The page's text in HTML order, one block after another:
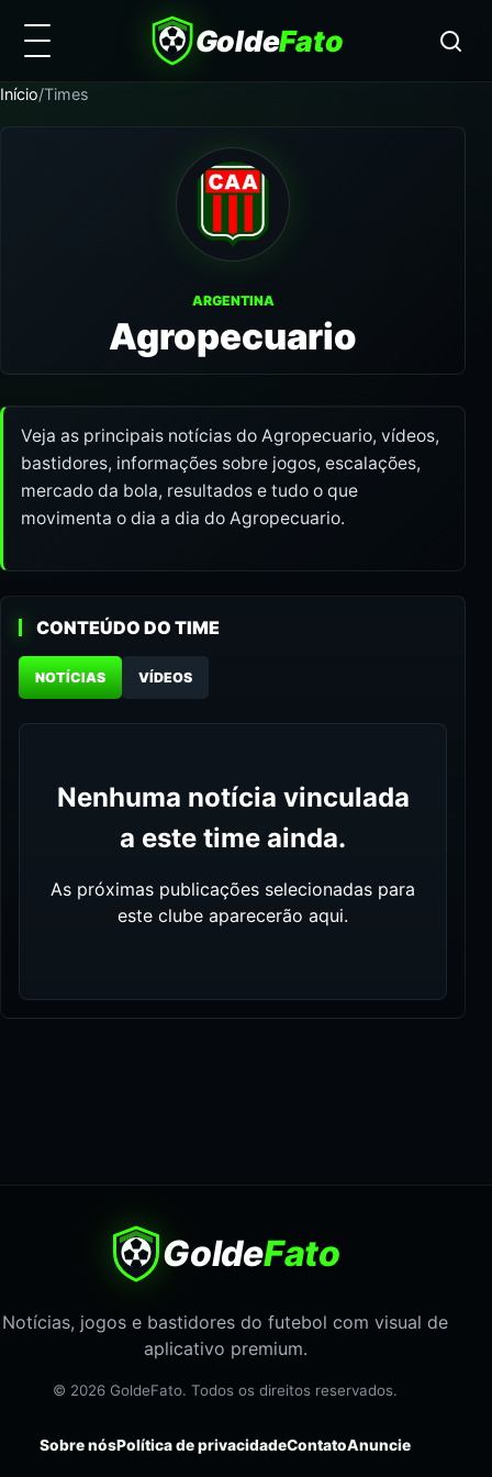
GoldeFato
Início/Times
ARGENTINA
Agropecuario
Veja as principais notícias do Agropecuario, vídeos,
bastidores, informações sobre jogos, escalações,
mercado da bola, resultados e tudo o que
movimenta o dia a dia do Agropecuario.
CONTEÚDO DO TIME
NOTÍCIAS VÍDEOS
Nenhuma notícia vinculada
a este time ainda.
As próximas publicações selecionadas para
este clube aparecerão aqui.
GoldeFato
Notícias, jogos e bastidores do futebol com visual de
aplicativo premium.
© 2026 GoldeFato. Todos os direitos reservados.
Sobre nósPolítica de privacidadeContatoAnuncie